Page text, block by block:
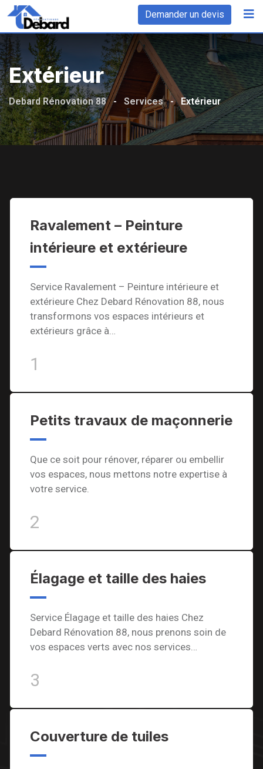
Demander un devis
Extérieur
Debard Rénovation 88 - Services - Extérieur
Ravalement – Peinture
intérieure et extérieure
Service Ravalement – Peinture intérieure et
extérieure Chez Debard Rénovation 88, nous
transformons vos espaces intérieurs et
extérieurs grâce à…
1
Petits travaux de maçonnerie
Que ce soit pour rénover, réparer ou embellir
vos espaces, nous mettons notre expertise à
votre service.
2
Élagage et taille des haies
Service Élagage et taille des haies Chez
Debard Rénovation 88, nous prenons soin de
vos espaces verts avec nos services…
3
Couverture de tuiles